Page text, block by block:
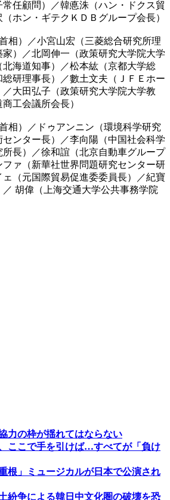
任顧問）／韓悳洙（ハン・ドクス貿
ホン・ギテクＫＤＢグループ会長）
相）／小宮山宏（三菱総合研究所理
）／北岡伸一（政策研究大学院大学
海道知事）／松本紘（京都大学総
研理事長）／數土文夫（ＪＦＥホー
大田弘子（政策研究大学院大学教
工会議所会長）
相）／ドゥアンニン（環境科学研究
センター長）／李向陽（中国社会科学
長）／徐和誼（北京自動車グループ
ァ（新華社世界問題研究センター研
（元国際貿易促進委委員長）／紀寶
胡偉（上海交通大学公共事務学院
力の枠が揺れてはならない
ここで手を引けば…すべてが「負け
根」ミュージカルが日本で公演され
紛争による韓日中文化圏の破壊を恐